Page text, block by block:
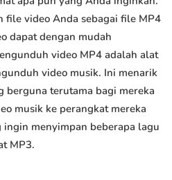
file video Anda sebagai file MP4
dapat dengan mudah
video MP4 adalah alat
video musik. Ini menarik
berguna terutama bagi mereka
musik ke perangkat mereka
menyimpan beberapa lagu
MP3.